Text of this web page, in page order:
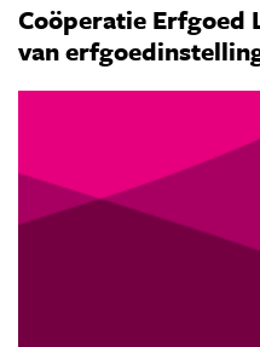
Coöperatie Erfgoed
van